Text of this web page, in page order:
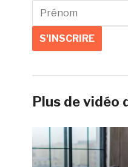
Plus de vidéo